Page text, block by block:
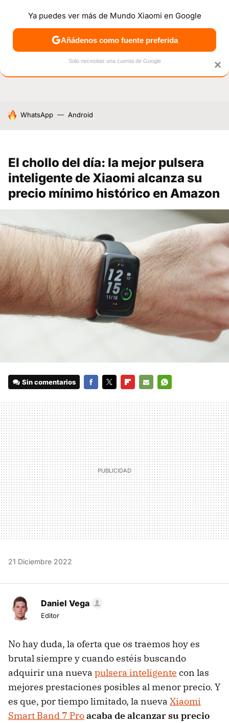
NOTICIAS MÓVILES TUTORIALES OFERTAS
HOY SE HABLA DE
WhatsApp Android
El chollo del día: la mejor pulsera
inteligente de Xiaomi alcanza su
precio mínimo histórico en Amazon
Sin comentarios
MAIL
21 Diciembre 2022
Daniel Vega
Editor
No hay duda, la oferta que os traemos hoy es
brutal siempre y cuando estéis buscando
adquirir una nueva pulsera inteligente con las
mejores prestaciones posibles al menor precio. Y
es que, por tiempo limitado, la nueva Xiaomi
Smart Band 7 Proacaba de alcanzar su precio
×
Ya puedes ver más de Mundo Xiaomi en Google
Añádenos como fuente preferida
Solo necesitas una cuenta de Google